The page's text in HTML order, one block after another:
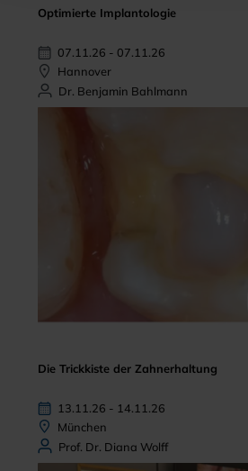
Optimierte Implantologie
07.11.26 - 07.11.26
Hannover
Dr. Benjamin Bahlmann
Die Trickkiste der Zahnerhaltung
13.11.26 - 14.11.26
München
Prof. Dr. Diana Wolff